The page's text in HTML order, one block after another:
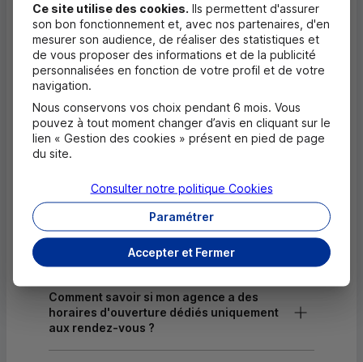
Dépôt valorisé de chèques EUR
Dépôt de chèques EUR
Equipement pour déficients visuels
Questions fréquentes
Quels documents sont nécessaires à
l'ouverture d'un compte pour un majeur ?
Où trouver les numéros d'urgence ?
Comment savoir si mon agence a des
horaires d'ouverture dédiés uniquement
aux rendez-vous ?
Ce site utilise des cookies. Ils permettent d'assurer
son bon fonctionnement et, avec nos partenaires, d'en
mesurer son audience, de réaliser des statistiques et
de vous proposer des informations et de la publicité
personnalisées en fonction de votre profil et de votre
navigation.
Nous conservons vos choix pendant 6 mois. Vous
pouvez à tout moment changer d’avis en cliquant sur le
lien « Gestion des cookies » présent en pied de page
du site.
Accepter et Fermer
Paramétrer
Consulter notre politique Cookies